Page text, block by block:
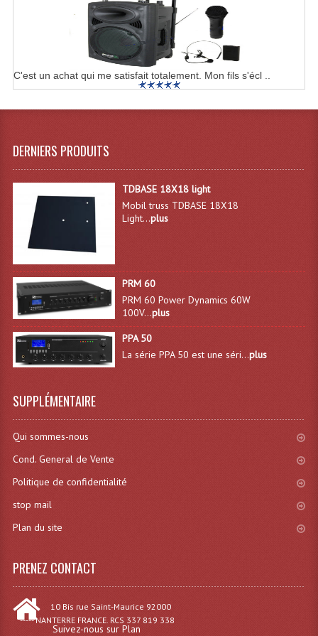
Sono: Conférences Securité Visite Guidée
Système D'audio Guide
Système D'interprétation Simultanée
Système De Conférence
Sonorisation Securité EN-54
Système Boucle Magnétique
Structures, Pieds, Ponts...
Angle DECO22Q Structure Contest
Angle DECOTRI Structure Contest
Angle DUO Structure Contest
Angles Structure Triodéco
Angles Trio Steel Acier
C'est un achat qui me satisfait totalement. Mon fils s'écl ..
DERNIERS PRODUITS
TDBASE 18X18 light
Mobil truss TDBASE 18X18
Light...plus
PRM 60
PRM 60 Power Dynamics 60W
100V...plus
PPA 50
La série PPA 50 est une séri...plus
SUPPLÉMENTAIRE
Qui sommes-nous
Cond. General de Vente
Politique de confidentialité
stop mail
Plan du site
PRENEZ CONTACT
10 Bis rue Saint-Maurice 92000
----- NANTERRE FRANCE. RCS 337 819 338
Suivez-nous sur Plan